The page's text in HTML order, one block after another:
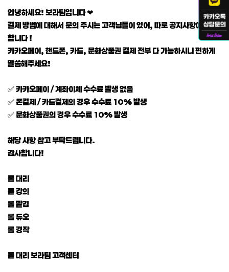
본문
안녕하세요! 보라팀입니다 ❤
결제 방법에 대해서 문의 주시는 고객님들이 있어, 따로 공지사항에 게재
합니다 !
카카오페이, 핸드폰, 카드, 문화상품권 결제 전부 다 가능하시니 편하게
말씀해주세요!
✅ 카카오페이 / 계좌이체 수수료 발생 없음
✅ 폰결제 / 카드결제의 경우 수수료 10% 발생
✅ 문화상품권의 경우 수수료 10% 발생
해당 사항 참고 부탁드립니다.
감사합니다!
롤 대리
롤 강의
롤 맡김
롤 듀오
롤 경작
롤 대리 보라팀 고객센터